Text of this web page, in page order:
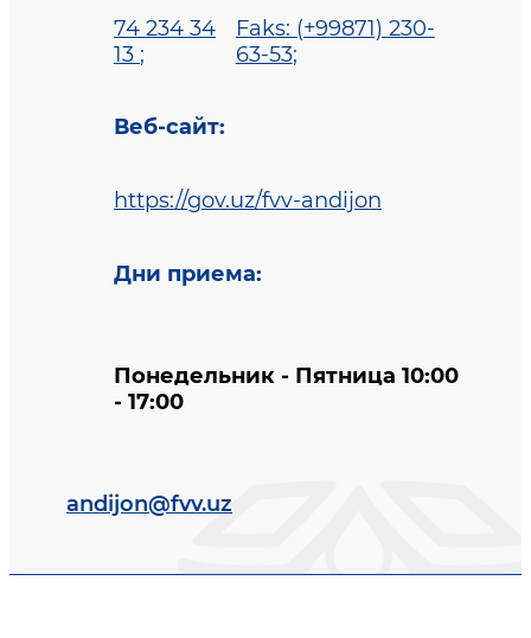
74 234 34
13 ;
Faks: (+99871) 230-
63-53;
Веб-сайт:
https://gov.uz/fvv-andijon
Дни приема:
Понедельник - Пятница 10:00
- 17:00
andijon@fvv.uz